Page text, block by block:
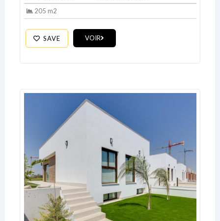
205 m2
SAVE VOIR
Log In
Don't have an account?
Password
No apps configured. Please contact
your administrator.
Lost your password?